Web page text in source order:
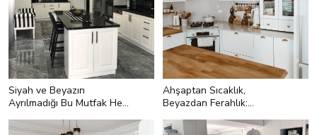
Siyah ve Beyazın
Ayrılmadığı Bu Mutfak Hem
Ahşaptan Sıcaklık,
Beyazdan Ferahlık: